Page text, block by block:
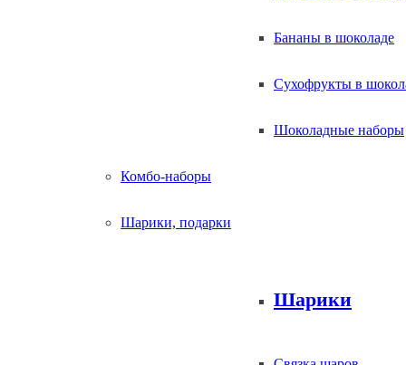
Бананы в шоколаде
Сухофрукты в
Шоколадные наборы
Комбо-наборы
Шарики, подарки
Шарики